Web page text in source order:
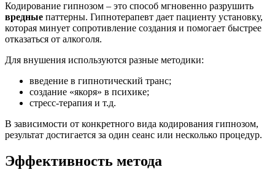
Кодирование гипнозом – это способ мгновенно разрушить
вредные паттерны. Гипнотерапевт дает пациенту установку,
которая минует сопротивление создания и помогает быстрее
отказаться от алкоголя.
Для внушения используются разные методики:
введение в гипнотический транс;
создание «якоря» в психике;
стресс-терапия и т.д.
В зависимости от конкретного вида кодирования гипнозом,
результат достигается за один сеанс или несколько процедур.
Эффективность метода